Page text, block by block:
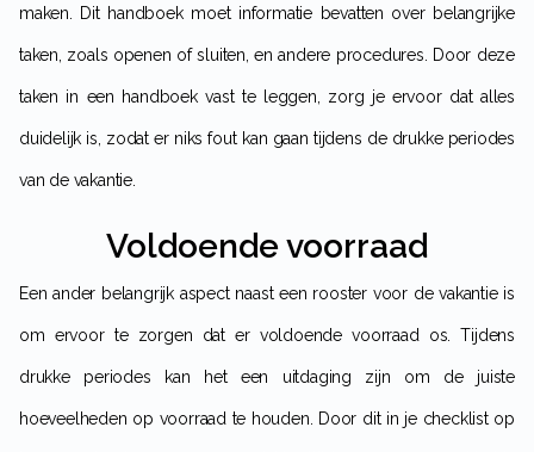
maken. Dit handboek moet informatie bevatten over belangrijke
taken, zoals openen of sluiten, en andere procedures. Door deze
taken in een handboek vast te leggen, zorg je ervoor dat alles
duidelijk is, zodat er niks fout kan gaan tijdens de drukke periodes
van de vakantie.
Voldoende voorraad
Een ander belangrijk aspect naast een rooster voor de vakantie is
om ervoor te zorgen dat er voldoende voorraad os. Tijdens
drukke periodes kan het een uitdaging zijn om de juiste
hoeveelheden op voorraad te houden. Door dit in je checklist op